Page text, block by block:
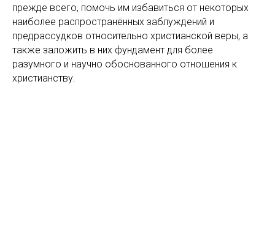
прежде всего, помочь им избавиться от некоторых
наиболее распространённых заблуждений и
предрассудков относительно христианской веры, а
также заложить в них фундамент для более
разумного и научно обоснованного отношения к
христианству.